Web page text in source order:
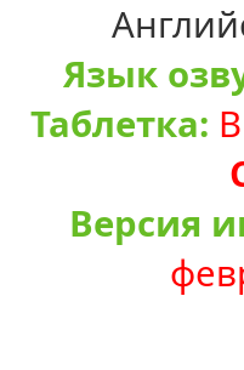
Язык
Таблетка:
Версия